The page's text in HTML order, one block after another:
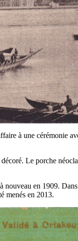
à une cérémonie
Le porche
en 1909.
menés en 2013.